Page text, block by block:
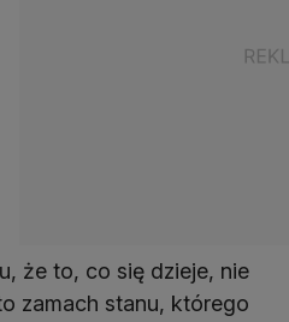
że to, co się dzieje, nie
zamach stanu, którego